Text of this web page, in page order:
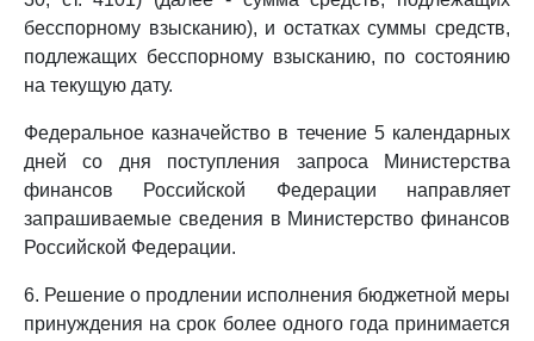
бесспорному взысканию), и остатках суммы средств,
подлежащих бесспорному взысканию, по состоянию
на текущую дату.
Федеральное казначейство в течение 5 календарных
дней со дня поступления запроса Министерства
финансов Российской Федерации направляет
запрашиваемые сведения в Министерство финансов
Российской Федерации.
6. Решение о продлении исполнения бюджетной меры
принуждения на срок более одного года принимается